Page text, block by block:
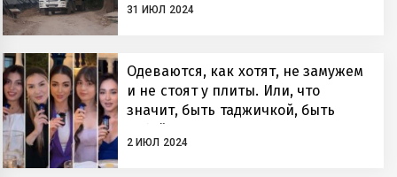
31 ИЮЛ 2024
Одеваются, как хотят, не замужем
и не стоят у плиты. Или, что
значит, быть таджичкой, быть
собой?
2 ИЮЛ 2024